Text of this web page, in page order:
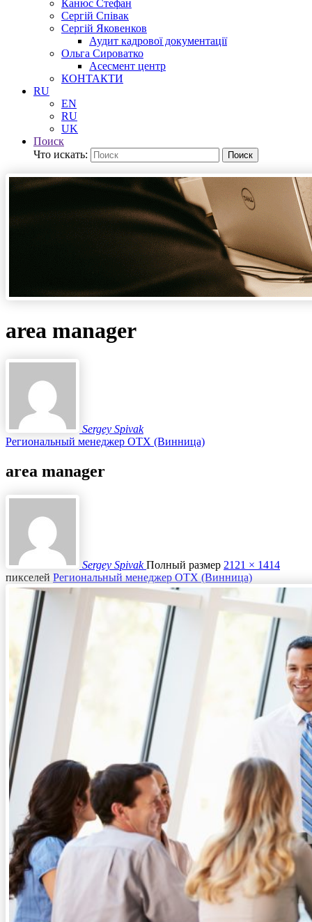
Канюс Стефан
Сергій Співак
Сергій Яковенков
Аудит кадрової документації
Ольга Сироватко
Асесмент центр
КОНТАКТИ
RU
EN
RU
UK
Поиск
Что искать:
Поиск
area manager
Sergey Spivak
Региональный менеджер ОТХ (Винница)
area manager
Sergey Spivak Полный размер 2121 × 1414
пикселей Региональный менеджер ОТХ (Винница)